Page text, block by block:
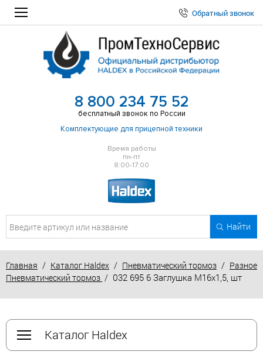
Обратный звонок
8 800 234 75 52
бесплатный звонок по России
Комплектующие для прицепной техники
Время работы
пн-пт
8:00-17:00
Найти
Главная / Каталог Haldex / Пневматический тормоз / Разное
Пневматический тормоз / 032 695 6 Заглушка М16х1,5, шт
Каталог Haldex